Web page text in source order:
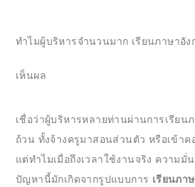
ทำไมผู้บริหารจำนวนมาก เรียนภาษาอั
เห็นผล
เชื่อว่าผู้บริหารหลายท่านผ่านการเรียน
ถ้วน ทั้งจ้างครูมาสอนส่วนตัว หรือเข้า
แต่ทำไมเมื่อถึงเวลาใช้งานจริง ความมั่
ปัญหานี้มักเกิดจากรูปแบบการ เรียนภา